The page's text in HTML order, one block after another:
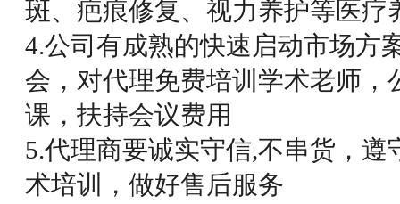
斑、疤痕修复、视力养护等医疗
4.公司有成熟的快速启动市场方
会，对代理免费培训学术老师
课，扶持会议费用
5.代理商要诚实守信,不串货，
术培训，做好售后服务